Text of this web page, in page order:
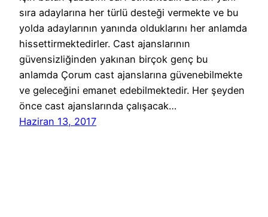
sıra adaylarına her türlü desteği vermekte ve bu
yolda adaylarının yanında olduklarını her anlamda
hissettirmektedirler. Cast ajanslarının
güvensizliğinden yakınan birçok genç bu
anlamda Çorum cast ajanslarına güvenebilmekte
ve geleceğini emanet edebilmektedir. Her şeyden
önce cast ajanslarında çalışacak…
Haziran 13, 2017